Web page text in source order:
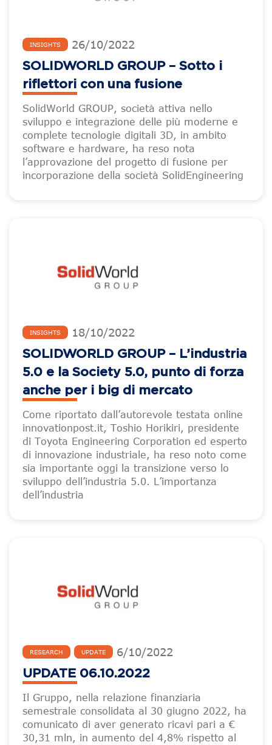
INSIGHTS 26/10/2022
SOLIDWORLD GROUP – Sotto i
riflettori con una fusione
SolidWorld GROUP, società attiva nello
sviluppo e integrazione delle più moderne e
complete tecnologie digitali 3D, in ambito
software e hardware, ha reso nota
l’approvazione del progetto di fusione per
incorporazione della società SolidEngineering
INSIGHTS 18/10/2022
SOLIDWORLD GROUP – L’industria
5.0 e la Society 5.0, punto di forza
anche per i big di mercato
Come riportato dall’autorevole testata online
innovationpost.it, Toshio Horikiri, presidente
di Toyota Engineering Corporation ed esperto
di innovazione industriale, ha reso noto come
sia importante oggi la transizione verso lo
sviluppo dell’industria 5.0. L’importanza
dell’industria
RESEARCH UPDATE 6/10/2022
UPDATE 06.10.2022
Il Gruppo, nella relazione finanziaria
semestrale consolidata al 30 giugno 2022, ha
comunicato di aver generato ricavi pari a €
30,31 mln, in aumento del 4,8% rispetto al